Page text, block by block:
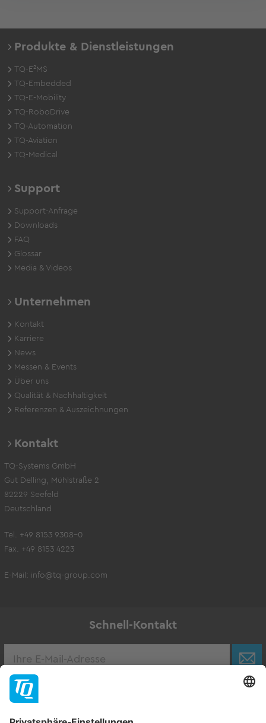
Produkte & Dienstleistungen
TQ-E²MS
TQ-Embedded
TQ-E-Mobility
TQ-RoboDrive
TQ-Automation
TQ-Aviation
TQ-Medical
Support
Support-Anfrage
Downloads
FAQ
Glossar
Media & Videos
Unternehmen
Kontakt
Karriere
News
Messen & Events
Über uns
Qualität & Nachhaltigkeit
Referenzen & Auszeichnungen
Kontakt
TQ-Systems GmbH
Gut Delling, Mühlstraße 2
82229 Seefeld
Deutschland
Tel. +49 8153 9308-0
Fax. +49 8153 4223
E-Mail: info@tq-group.com
Schnell-Kontakt